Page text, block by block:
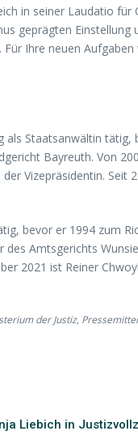
in seiner Laudatio für
geprägten Einstellung
Ihre neuen Aufgaben
als Staatsanwältin tätig,
Bayreuth. Von
Vizepräsidentin. Seit
bevor er 1994 zum
Amtsgerichts
2021 ist Reiner
der Justiz,
Liebich in